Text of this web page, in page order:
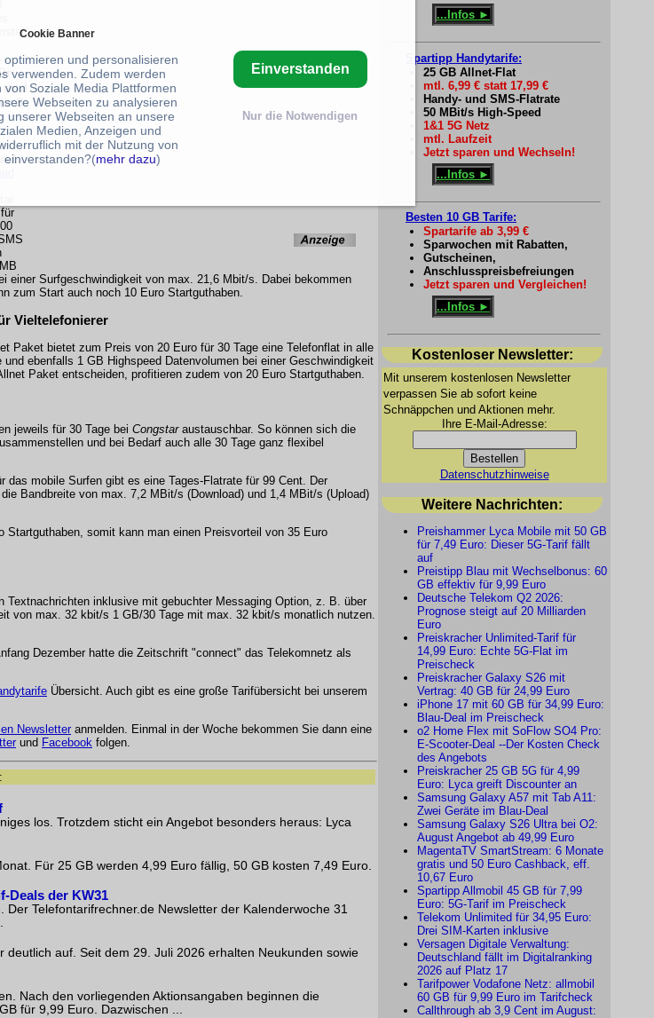
8
einer Surfgeschwindigkeit von max. 21,6 Mbit/s. Dabei bekommen
zum Start auch noch 10 Euro Startguthaben.
Vieltelefonierer
Paket bietet zum Preis von 20 Euro für 30 Tage eine Telefonflat in alle
und ebenfalls 1 GB Highspeed Datenvolumen bei einer Geschwindigkeit
Paket entscheiden, profitieren zudem von 20 Euro Startguthaben.
jeweils für 30 Tage bei Congstaraustauschbar. So können sich die
und bei Bedarf auch alle 30 Tage ganz flexibel
mobile Surfen gibt es eine Tages-Flatrate für 99 Cent. Der
Bandbreite von max. 7,2 MBit/s (Download) und 1,4 MBit/s (Upload)
Startguthaben, somit kann man einen Preisvorteil von 35 Euro
Textnachrichten inklusive mit gebuchter Messaging Option, z. B. über
von max. 32 kbit/s 1 GB/30 Tage mit max. 32 kbit/s monatlich nutzen.
Dezember hatte die Zeitschrift "connect" das Telekomnetz als
Übersicht. Auch gibt es eine große Tarifübersicht bei unserem
Newsletter anmelden. Einmal in der Woche bekommen Sie dann eine
und Facebook folgen.
los. Trotzdem sticht ein Angebot besonders heraus: Lyca
Für 25 GB werden 4,99 Euro fällig, 50 GB kosten 7,49 Euro.
Deals der KW31
Telefontarifrechner.de Newsletter der Kalenderwoche 31
auf. Seit dem 29. Juli 2026 erhalten Neukunden sowie
Nach den vorliegenden Aktionsangaben beginnen die
für 9,99 Euro. Dazwischen ...
...Infos ►
Spartipp Handytarife:
25 GB Allnet-Flat
mtl. 6,99 € statt 17,99 €
Handy- und SMS-Flatrate
50 MBit/s High-Speed
1&1 5G Netz
mtl. Laufzeit
Jetzt sparen und Wechseln!
...Infos ►
Besten 10 GB Tarife:
Spartarife ab 3,99 €
Sparwochen mit Rabatten,
Gutscheinen,
Anschlusspreisbefreiungen
Jetzt sparen und Vergleichen!
...Infos ►
Kostenloser Newsletter:
Mit unserem kostenlosen Newsletter
verpassen Sie ab sofort keine
Schnäppchen und Aktionen mehr.
Ihre E-Mail-Adresse:
Datenschutzhinweise
Weitere Nachrichten:
Preishammer Lyca Mobile mit 50 GB
für 7,49 Euro: Dieser 5G-Tarif fällt
auf
Preistipp Blau mit Wechselbonus: 60
GB effektiv für 9,99 Euro
Deutsche Telekom Q2 2026:
Prognose steigt auf 20 Milliarden
Euro
Preiskracher Unlimited-Tarif für
14,99 Euro: Echte 5G-Flat im
Preischeck
Preiskracher Galaxy S26 mit
Vertrag: 40 GB für 24,99 Euro
iPhone 17 mit 60 GB für 34,99 Euro:
Blau-Deal im Preischeck
o2 Home Flex mit SoFlow SO4 Pro:
E-Scooter-Deal --Der Kosten Check
des Angebots
Preiskracher 25 GB 5G für 4,99
Euro: Lyca greift Discounter an
Samsung Galaxy A57 mit Tab A11:
Zwei Geräte im Blau-Deal
Samsung Galaxy S26 Ultra bei O2:
August Angebot ab 49,99 Euro
MagentaTV SmartStream: 6 Monate
gratis und 50 Euro Cashback, eff.
10,67 Euro
Spartipp Allmobil 45 GB für 7,99
Euro: 5G-Tarif im Preischeck
Telekom Unlimited für 34,95 Euro:
Drei SIM-Karten inklusive
Versagen Digitale Verwaltung:
Deutschland fällt im Digitalranking
2026 auf Platz 17
Tarifpower Vodafone Netz: allmobil
60 GB für 9,99 Euro im Tarifcheck
Callthrough ab 3,9 Cent im August:
Cookie Banner
und personalisieren
verwenden. Zudem werden
Soziale Media Plattformen
Webseiten zu analysieren
unserer Webseiten an unsere
Medien, Anzeigen und
mit der Nutzung von
einverstanden?(mehr dazu)
Einverstanden
Nur die Notwendigen